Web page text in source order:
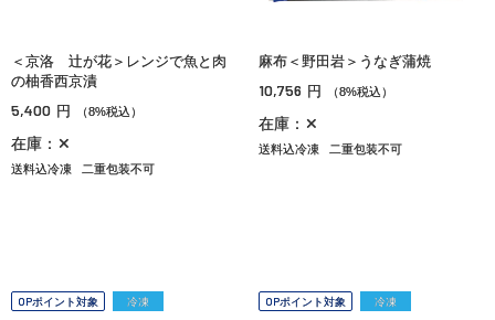
＜京洛 辻が花＞レンジで魚と肉
の柚香西京漬
5,400 円 （8%税込）
在庫：✕
送料込冷凍 二重包装不可
麻布＜野田岩＞うなぎ蒲焼
10,756 円 （8%税込）
在庫：✕
送料込冷凍 二重包装不可
OPポイント対象 冷凍 OPポイント対象 冷凍